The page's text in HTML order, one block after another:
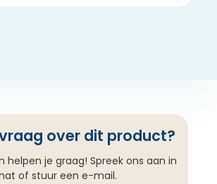
over dit product?
helpen je graag! Spreek ons aan in
of stuur een e-mail.